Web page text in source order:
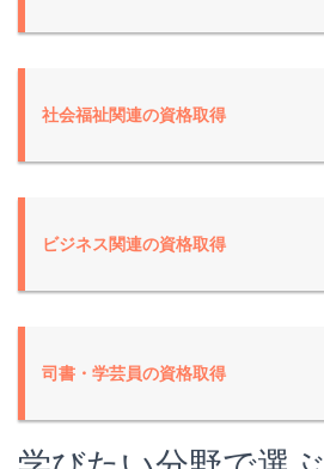
社会福祉関連の資格取得
ビジネス関連の資格取得
司書・学芸員の資格取得